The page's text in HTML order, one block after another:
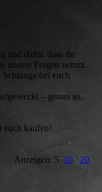
und dafür, dass ihr
unsere Fragen nehmt.
bei euch
– genau so,
euch kaufen!
Anzeigen: 5 10 20